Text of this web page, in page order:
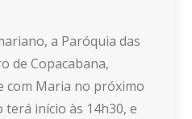
a Paróquia das
de Copacabana,
com Maria no próximo
terá início às 14h30, e